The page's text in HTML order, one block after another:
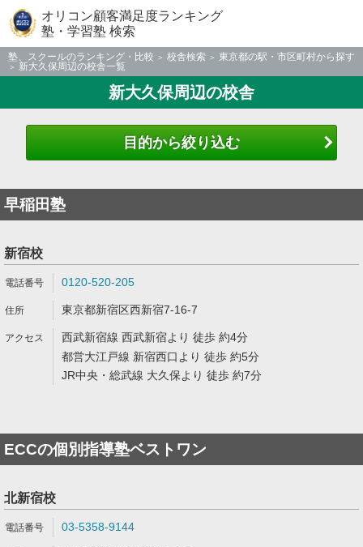
オリコン顧客満足度ランキング
塾・学習塾 検索
塾、スクールのランキング・比較 校舎検索
東京都の駅・市区町村から探す
新大久保周辺の校舎一覧
新大久保周辺の校舎
目的から絞り込む
早稲田塾
新宿校
0120-520-205
東京都新宿区西新宿7-16-7
西武新宿線 西武新宿より 徒歩 約4分
都営大江戸線 新宿西口より 徒歩 約5分
JR中央・総武線 大久保より 徒歩 約7分
ECCの個別指導塾ベストワン
北新宿校
03-5358-9144